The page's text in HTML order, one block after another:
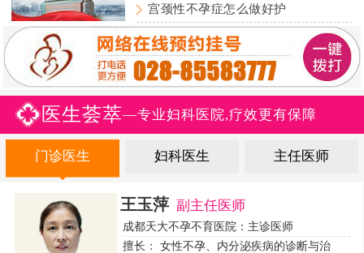
宫颈性不孕症怎么做好护
医生荟萃—专业妇科医院,疗效更有保障
门诊医生 妇科医生 主任医师
王玉萍 副主任医师
成都天大不孕不育医院：主诊医师
擅长： 女性不孕、内分泌疾病的诊断与治